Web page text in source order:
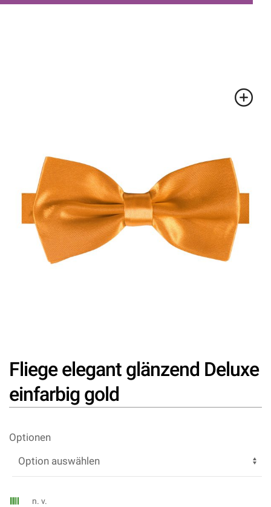
Fliege elegant glänzend Deluxe
einfarbig gold
Optionen
n. v.